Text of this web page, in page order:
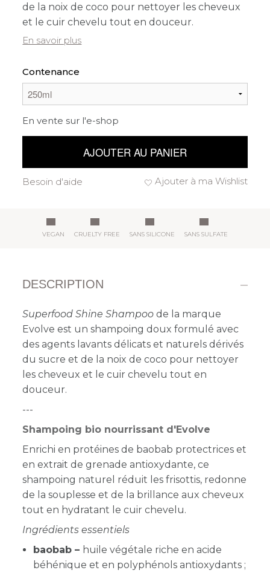
de la noix de coco pour nettoyer les cheveux
et le cuir chevelu tout en douceur.
En savoir plus
Contenance
En vente sur l'e-shop
AJOUTER AU PANIER
Ajouter à ma Wishlist
Besoin d'aide
VEGAN CRUELTY FREE SANS SILICONE SANS SULFATE
DESCRIPTION
Superfood Shine Shampoo de la marque
Evolve est un shampoing doux formulé avec
des agents lavants délicats et naturels dérivés
du sucre et de la noix de coco pour nettoyer
les cheveux et le cuir chevelu tout en
douceur.
---
Shampoing bio nourrissant d'Evolve
Enrichi en protéines de baobab protectrices et
en extrait de grenade antioxydante, ce
shampoing naturel réduit les frisottis, redonne
de la souplesse et de la brillance aux cheveux
tout en hydratant le cuir chevelu.
Ingrédients essentiels
baobab – huile végétale riche en acide
béhénique et en polyphénols antioxydants ;